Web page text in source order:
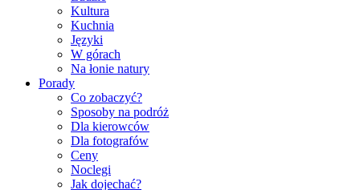
Kultura
Kuchnia
Języki
W górach
Na łonie natury
Porady
Co zobaczyć?
Sposoby na podróż
Dla kierowców
Dla fotografów
Ceny
Noclegi
Jak dojechać?